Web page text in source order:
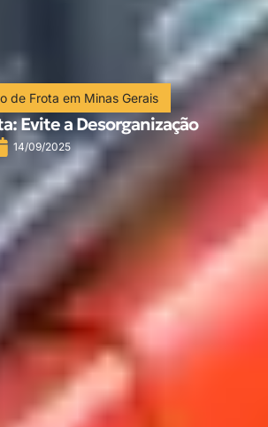
de Frota em Minas Gerais
Evite a Desorganização
14/09/2025